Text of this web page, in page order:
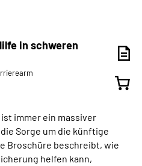
in schweren
immer ein massiver
Sorge um die künftige
Broschüre beschreibt, wie
helfen kann,